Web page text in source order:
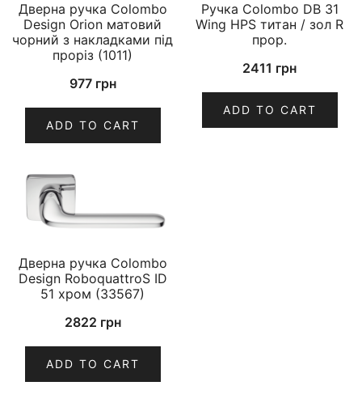
Дверна ручка Colombo
Design Orion матовий
чорний з накладками під
проріз (1011)
977 грн
ADD TO CART
Ручка Colombo DB 31
Wing HPS титан / зол R
прор.
2411 грн
ADD TO CART
Дверна ручка Colombo
Design RoboquattroS ID
51 хром (33567)
2822 грн
ADD TO CART